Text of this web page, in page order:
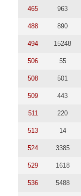
465 963
488 890
494 15248
506 55
508 501
509 443
511 220
513 14
524 3385
529 1618
536 5488